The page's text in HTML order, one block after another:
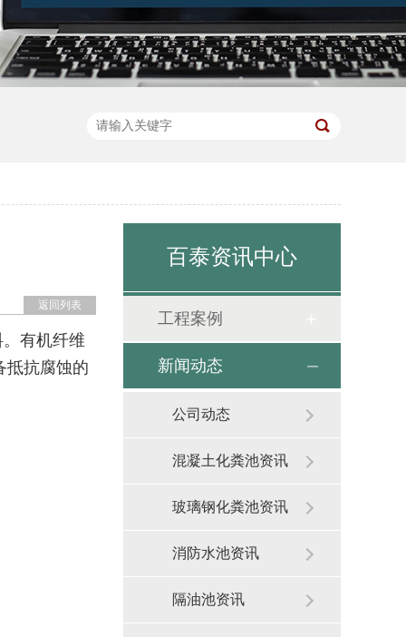
返回列表
有机纤维
抵抗腐蚀的
百泰资讯中心
工程案例
新闻动态
公司动态
混凝土化粪池资讯
玻璃钢化粪池资讯
消防水池资讯
隔油池资讯